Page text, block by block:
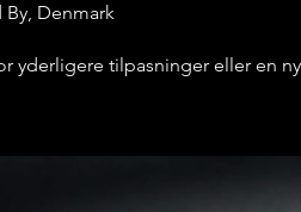
Denmark
yderligere tilpasninger eller en